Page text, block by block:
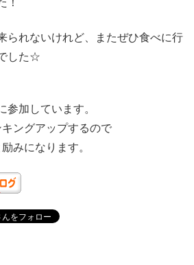
！
られないけれど、またぜひ食べに行
した☆
加しています。
ングアップするので
みになります。